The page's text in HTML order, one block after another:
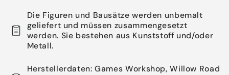
Die Figuren und Bausätze werden unbemalt
geliefert und müssen zusammengesetzt
werden. Sie bestehen aus Kunststoff und/oder
Metall.
Herstellerdaten: Games Workshop, Willow Road